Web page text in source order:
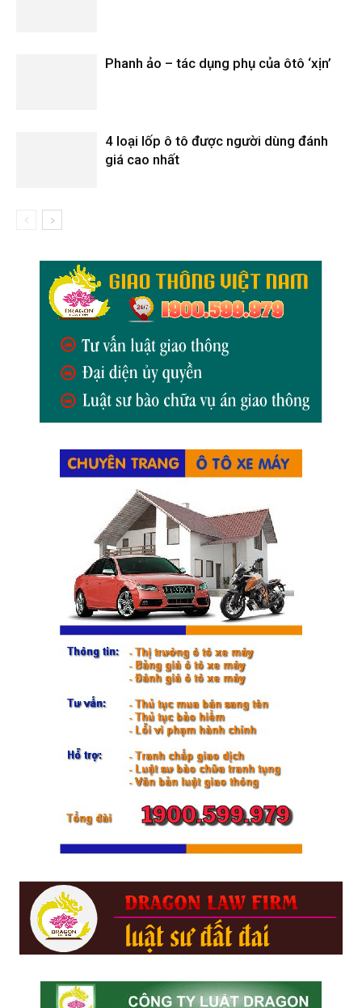
Phanh ảo – tác dụng phụ của ôtô ‘xịn’
4 loại lốp ô tô được người dùng đánh
giá cao nhất